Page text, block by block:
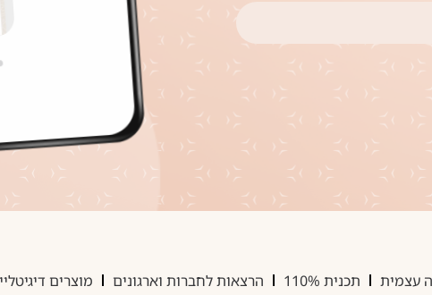
עצמית תכנית 110% הרצאות לחברות וארגונים מוצרים